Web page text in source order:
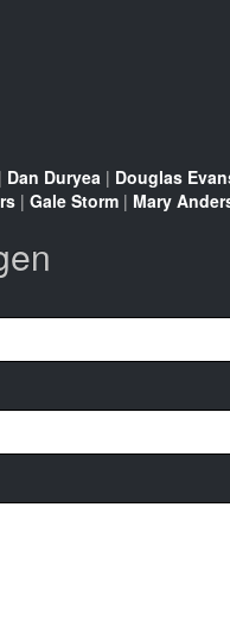
| Dan Duryea | Douglas
| Gale Storm | Mary